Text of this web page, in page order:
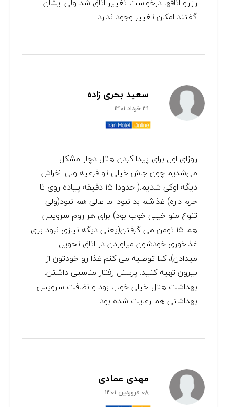
گفتند امکان تغییر وجود ندارد.
سعید بحری زاده
31 خرداد 1401
روزای اول برای پیدا کردن هتل دچار مشکل
می‌شدیم چون جاش خیلی تو فرعیه ولی آخراش
دیگه اوکی شدیم.( حدودا ۱۵ دقیقه پیاده روی تا
حرم داره) غذاشم بد نبود اما عالی هم نبود(ولی
تنوع منو خیلی خوب بود) برای هر روم سرویس
هم ۱۵ تومن می گرفتن(یعنی دیگه نیازی نبود بری
غذاخوری خودشون میاوردن در اتاق تحویل
میدادن)، کلا توصیه می کنم غذا رو خودتون از
بیرون تهیه کنید. پرسنل رفتار مناسبی داشتن.
بهداشت هتل خیلی خوب بود و نظافت سرویس
بهداشتی هم رعایت شده بود.
مهدی عمادی
08 فروردین 1401